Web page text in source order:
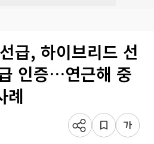
급, 하이브리드 선
인증…연근해 중
례